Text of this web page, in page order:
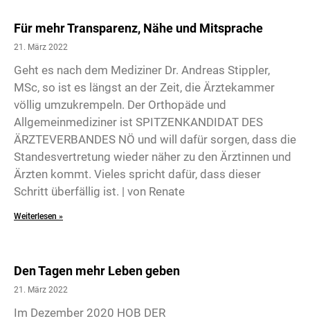
Für mehr Transparenz, Nähe und Mitsprache
21. März 2022
Geht es nach dem Mediziner Dr. Andreas Stippler,
MSc, so ist es längst an der Zeit, die Ärztekammer
völlig umzukrempeln. Der Orthopäde und
Allgemeinmediziner ist SPITZENKANDIDAT DES
ÄRZTEVERBANDES NÖ und will dafür sorgen, dass die
Standesvertretung wieder näher zu den Ärztinnen und
Ärzten kommt. Vieles spricht dafür, dass dieser
Schritt überfällig ist. | von Renate
Weiterlesen »
Den Tagen mehr Leben geben
21. März 2022
Im Dezember 2020 HOB DER